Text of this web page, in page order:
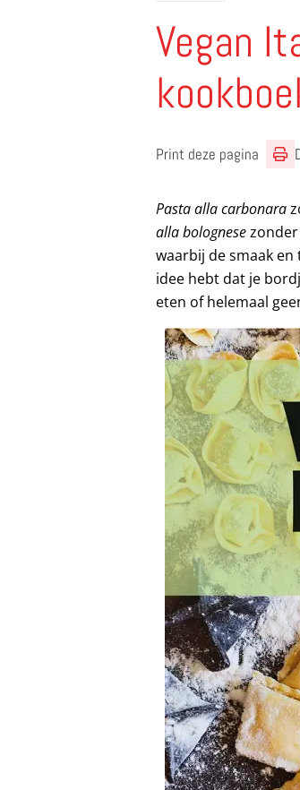
Vegan
Print deze pagina
Pasta alla carbonara
alla bolognese
waarbij de smaak
idee hebt dat je
eten of helemaal